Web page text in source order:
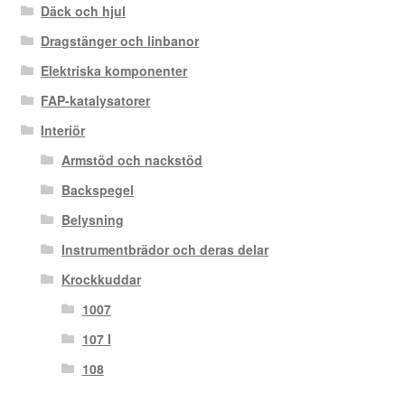
Däck och hjul
Dragstänger och linbanor
Elektriska komponenter
FAP-katalysatorer
Interiör
Armstöd och nackstöd
Backspegel
Belysning
Instrumentbrädor och deras delar
Krockkuddar
1007
107 I
108